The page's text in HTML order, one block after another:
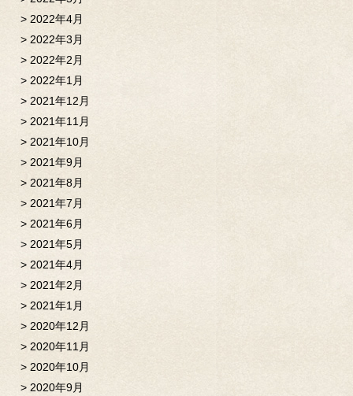
2022年4月
2022年3月
2022年2月
2022年1月
2021年12月
2021年11月
2021年10月
2021年9月
2021年8月
2021年7月
2021年6月
2021年5月
2021年4月
2021年2月
2021年1月
2020年12月
2020年11月
2020年10月
2020年9月